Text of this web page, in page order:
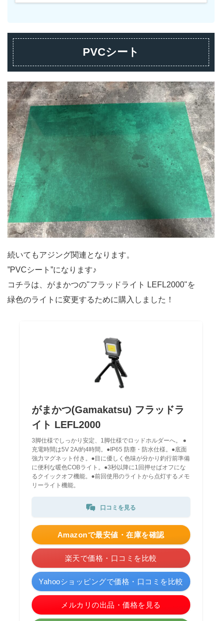
PVCシート
続いてもアジング関連となります。
”PVCシート”になります♪
コチラは、がまかつの"フラッドライト LEFL2000"を
緑色のライトに変更するために購入しました！
がまかつ(Gamakatsu) フラッドラ
イト LEFL2000
3脚仕様でしっかり安定、1脚仕様でロッドホルダーへ。 ●
充電時間は5V 2A/約4時間。●IP65 防塵・防水仕様。●底面
強力マグネット付き。●目に優しく色味が分かり釣行前準備
に便利な暖色COBライト。●3秒以降に1回押せばオフにな
るクイックオフ機能。●前回使用のライトから点灯するメモ
リーライト機能。
口コミを見る
Amazonで最安値・在庫を確認
楽天で価格・口コミを比較
Yahooショッピングで価格・口コミを比較
メルカリの出品・価格を見る